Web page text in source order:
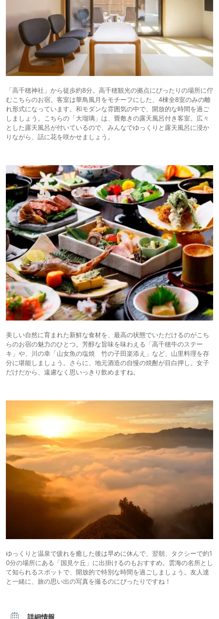
「高千穂神社」から徒歩約8分。高千穂観光の拠点にぴったりの場所に佇
むこちらのお宿。客室は華鳥風月をモチーフにした、4棟全8室のみの離
れ形式になっています。和モダンな雰囲気の中で、開放的な時間を過ご
しましょう。こちらの「大瑠璃」は、畳敷きの露天風呂付き客室。広々
とした露天風呂が付いているので、みんなでゆっくりと露天風呂に浸か
りながら、話に花を咲かせましょう。
美しい自然に育まれた新鮮な食材を、最高の状態でいただけるのがこち
らのお宿の魅力のひとつ。芳醇な旨味を味わえる「高千穂牛のステー
キ」や、川の幸「山女魚の塩焼 竹の子田楽添え」など、山里料理を存
分に堪能しましょう。さらに、地元酒造の自慢の焼酎が目白押し。女子
だけだから、遠慮なく思いっきり飲めますね。
ゆっくりと温泉で疲れを癒した後は早めに休んで、翌朝、タクシーで約1
0分の場所にある「国見ケ丘」に出掛けるのもおすすめ。雲海の名所とし
て知られるスポットで、開放的で特別な時間を過ごしましょう。友人達
と一緒に、旅の思い出の写真を撮るのにぴったりですね！
詳細情報